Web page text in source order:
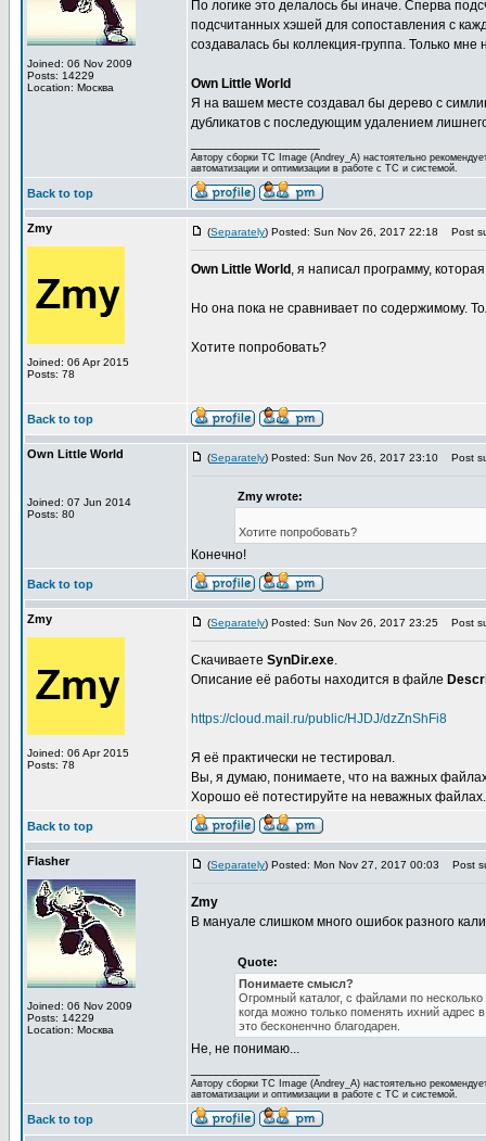
Joined: 06 Nov 2009
Posts: 14229
Location: Москва
По логике это делалось бы иначе. Сперва
подсчитанных хэшей для сопоставления с
создавалась бы коллекция-группа. Только
Own Little World
Я на вашем месте создавал бы дерево с
дубликатов с последующим удалением
Автору сборки TC Image (Andrey_A) настоятельно
автоматизации и оптимизации в работе с ТС и системой.
Back to top
Zmy
Joined: 06 Apr 2015
Posts: 78
(Separately) Posted: Sun Nov 26, 2017 22:18 Post
Own Little World , я написал программу,
Но она пока не сравнивает по содержимому.
Хотите попробовать?
Back to top
Own Little World
Joined: 07 Jun 2014
Posts: 80
(Separately) Posted: Sun Nov 26, 2017 23:10 Post
Zmy wrote:
Хотите попробовать?
Конечно!
Back to top
Zmy
Joined: 06 Apr 2015
Posts: 78
(Separately) Posted: Sun Nov 26, 2017 23:25 Post
Скачиваете SynDir.exe.
Описание её работы находится в файле
https://cloud.mail.ru/public/HJDJ/dzZnShFi8
Я её практически не тестировал.
Вы, я думаю, понимаете, что на важных
Хорошо её потестируйте на неважных файлах.
Back to top
Flasher
Joined: 06 Nov 2009
Posts: 14229
Location: Москва
(Separately) Posted: Mon Nov 27, 2017 00:03 Post
Zmy
В мануале слишком много ошибок разного
Quote:
Понимаете смысл?
Огромный каталог, с файлами по несколько
когда можно только поменять ихний адрес
это бесконенчно благодарен.
Не, не понимаю...
Автору сборки TC Image (Andrey_A) настоятельно
автоматизации и оптимизации в работе с ТС и системой.
Back to top